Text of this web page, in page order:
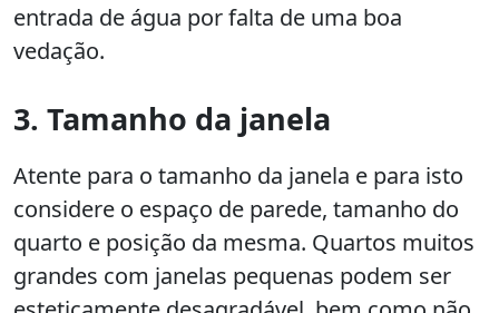
entrada de água por falta de uma boa
vedação.
3. Tamanho da janela
Atente para o tamanho da janela e para isto
considere o espaço de parede, tamanho do
quarto e posição da mesma. Quartos muitos
grandes com janelas pequenas podem ser